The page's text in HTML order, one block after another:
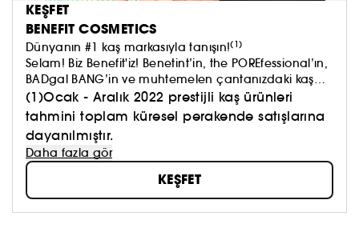
KEŞFET
BENEFIT COSMETICS
Dünyanın #1 kaş markasıyla tanışın!(1)
Selam! Biz Benefit'iz! Benetint’in, the POREfessional’ın,
BADgal BANG’in ve muhtemelen çantanızdaki kaş
ürünlerinden en az bir tanesinin ardındaki marka!
Güzelliğin bizi canlandırıp, kendimizi iyi hissetmemizi
sağlaması gerektiğine inanıyoruz. Çünkü iyi
hissetmek daima iyi görünmektir.​
(1)Ocak - Aralık 2022 prestijli kaş ürünleri
tahmini toplam küresel perakende satışlarına
dayanılmıştır.
Daha fazla gör
KEŞFET